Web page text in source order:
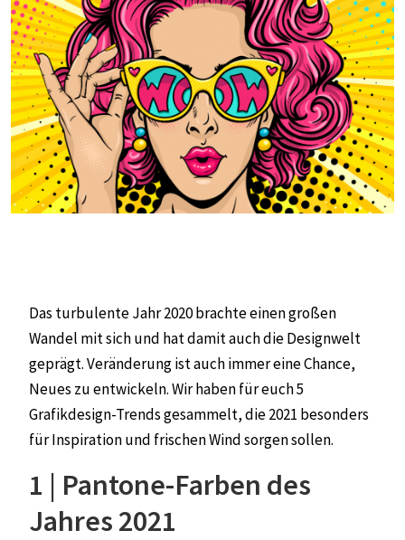
Das turbulente Jahr 2020 brachte einen großen
Wandel mit sich und hat damit auch die Designwelt
geprägt. Veränderung ist auch immer eine Chance,
Neues zu entwickeln. Wir haben für euch 5
Grafikdesign-Trends gesammelt, die 2021 besonders
für Inspiration und frischen Wind sorgen sollen.
1 | Pantone-Farben des
Jahres 2021